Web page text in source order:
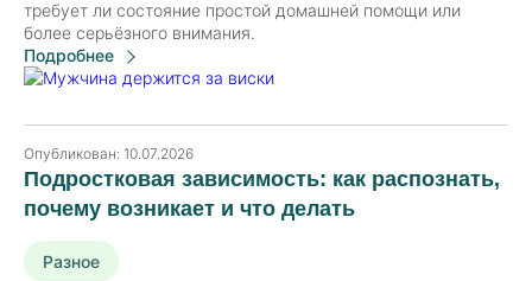
требует ли состояние простой домашней помощи или
более серьёзного внимания.
Подробнее
Подростковая зависимость: как распознать,
почему возникает и что делать
Опубликован: 10.07.2026
Разное